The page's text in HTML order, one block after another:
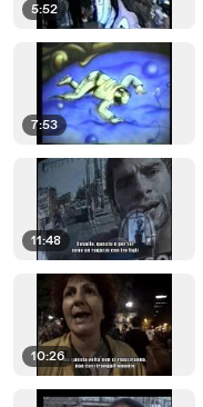
5:52
7:53
11:48
10:26